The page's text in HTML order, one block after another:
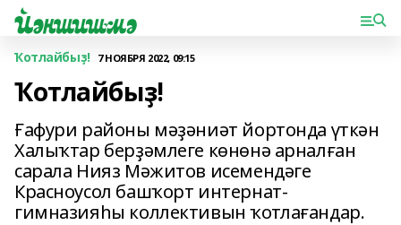
Ҡотлайбыҙ! 7 НОЯБРЯ 2022, 09:15
Ҡотлайбыҙ!
Ғафури районы мәҙәниәт йортонда үткән
Халыҡтар берҙәмлеге көнөнә арналған
сарала Нияз Мәжитов исемендәге
Красноусол башҡорт интернат-
гимназияһы коллективын ҡотлағандар.